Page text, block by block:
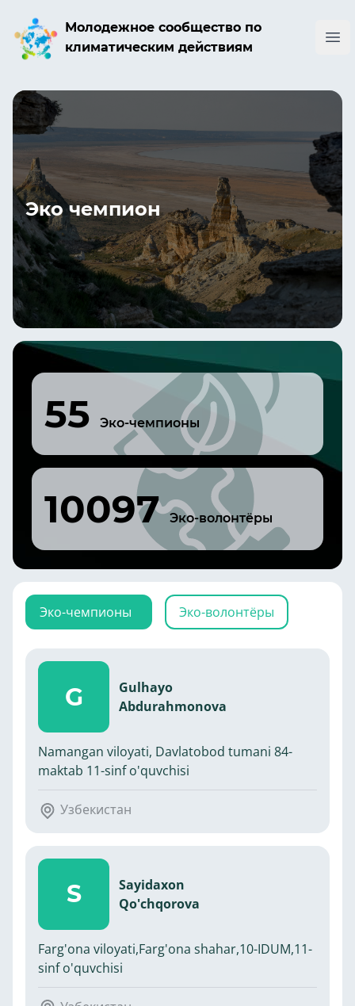
Молодежное сообщество по
климатическим действиям
Эко чемпион
55 Эко-чемпионы
10097 Эко-волонтёры
Эко-чемпионы Эко-волонтёры
G
Gulhayo
Abdurahmonova
Namangan viloyati, Davlatobod tumani 84-
maktab 11-sinf o'quvchisi
Узбекистан
S
Sayidaxon
Qo'chqorova
Farg'ona viloyati,Farg'ona shahar,10-IDUM,11-
sinf o'quvchisi